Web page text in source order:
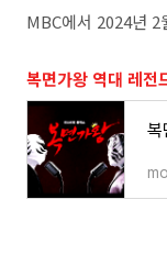
MBC에서 2024년 2
복면가왕 역대 레전